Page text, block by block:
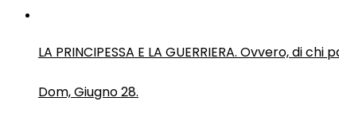
LA PRINCIPESSA E LA GUERRIERA. Ovvero, di
Dom, Giugno 28.